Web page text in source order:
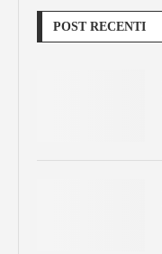
POST RECENTI